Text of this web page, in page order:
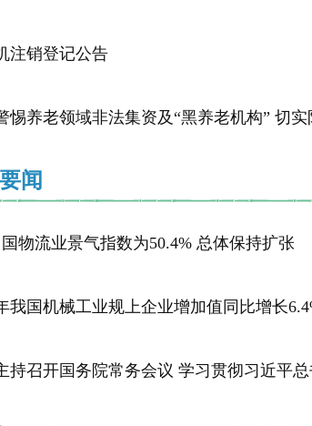
注销登记公告
惕养老领域非法集资及“黑养老机构” 切
闻
物流业景气指数为50.4% 总体保持扩张
我国机械工业规上企业增加值同比增长
召开国务院常务会议 学习贯彻习近平总书记关于